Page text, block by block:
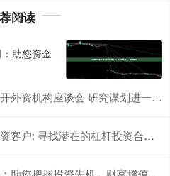
阅读
助您资金
究谋划进一步全面深化资本市场改革开放一揽子举措
户: 寻找潜在的杠杆投资合作伙伴